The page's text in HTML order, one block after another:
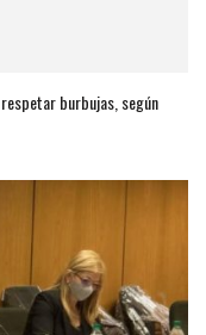
burbujas, según